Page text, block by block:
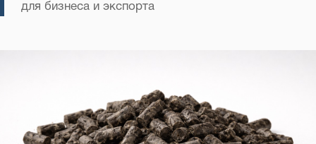
для бизнеса и экспорта